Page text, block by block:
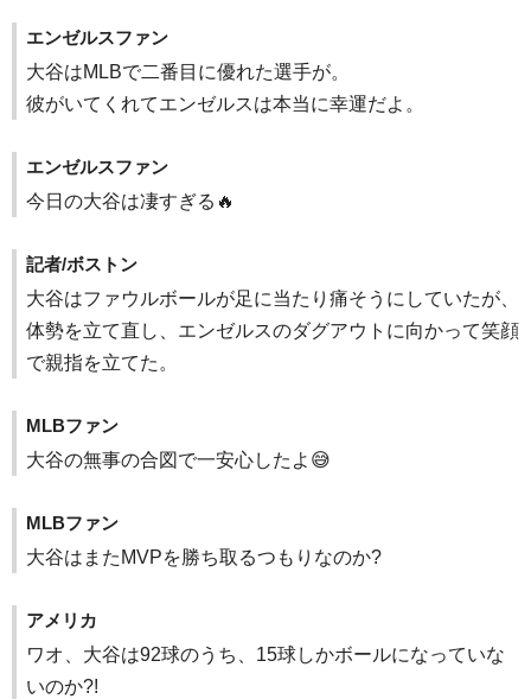
エンゼルスファン
大谷はMLBで二番目に優れた選手が。
彼がいてくれてエンゼルスは本当に幸運だよ。
エンゼルスファン
今日の大谷は凄すぎる🔥
記者/ボストン
大谷はファウルボールが足に当たり痛そうにしていたが、
体勢を立て直し、エンゼルスのダグアウトに向かって笑顔
で親指を立てた。
MLBファン
大谷の無事の合図で一安心したよ😅
MLBファン
大谷はまたMVPを勝ち取るつもりなのか?
アメリカ
ワオ、大谷は92球のうち、15球しかボールになっていな
いのか?!